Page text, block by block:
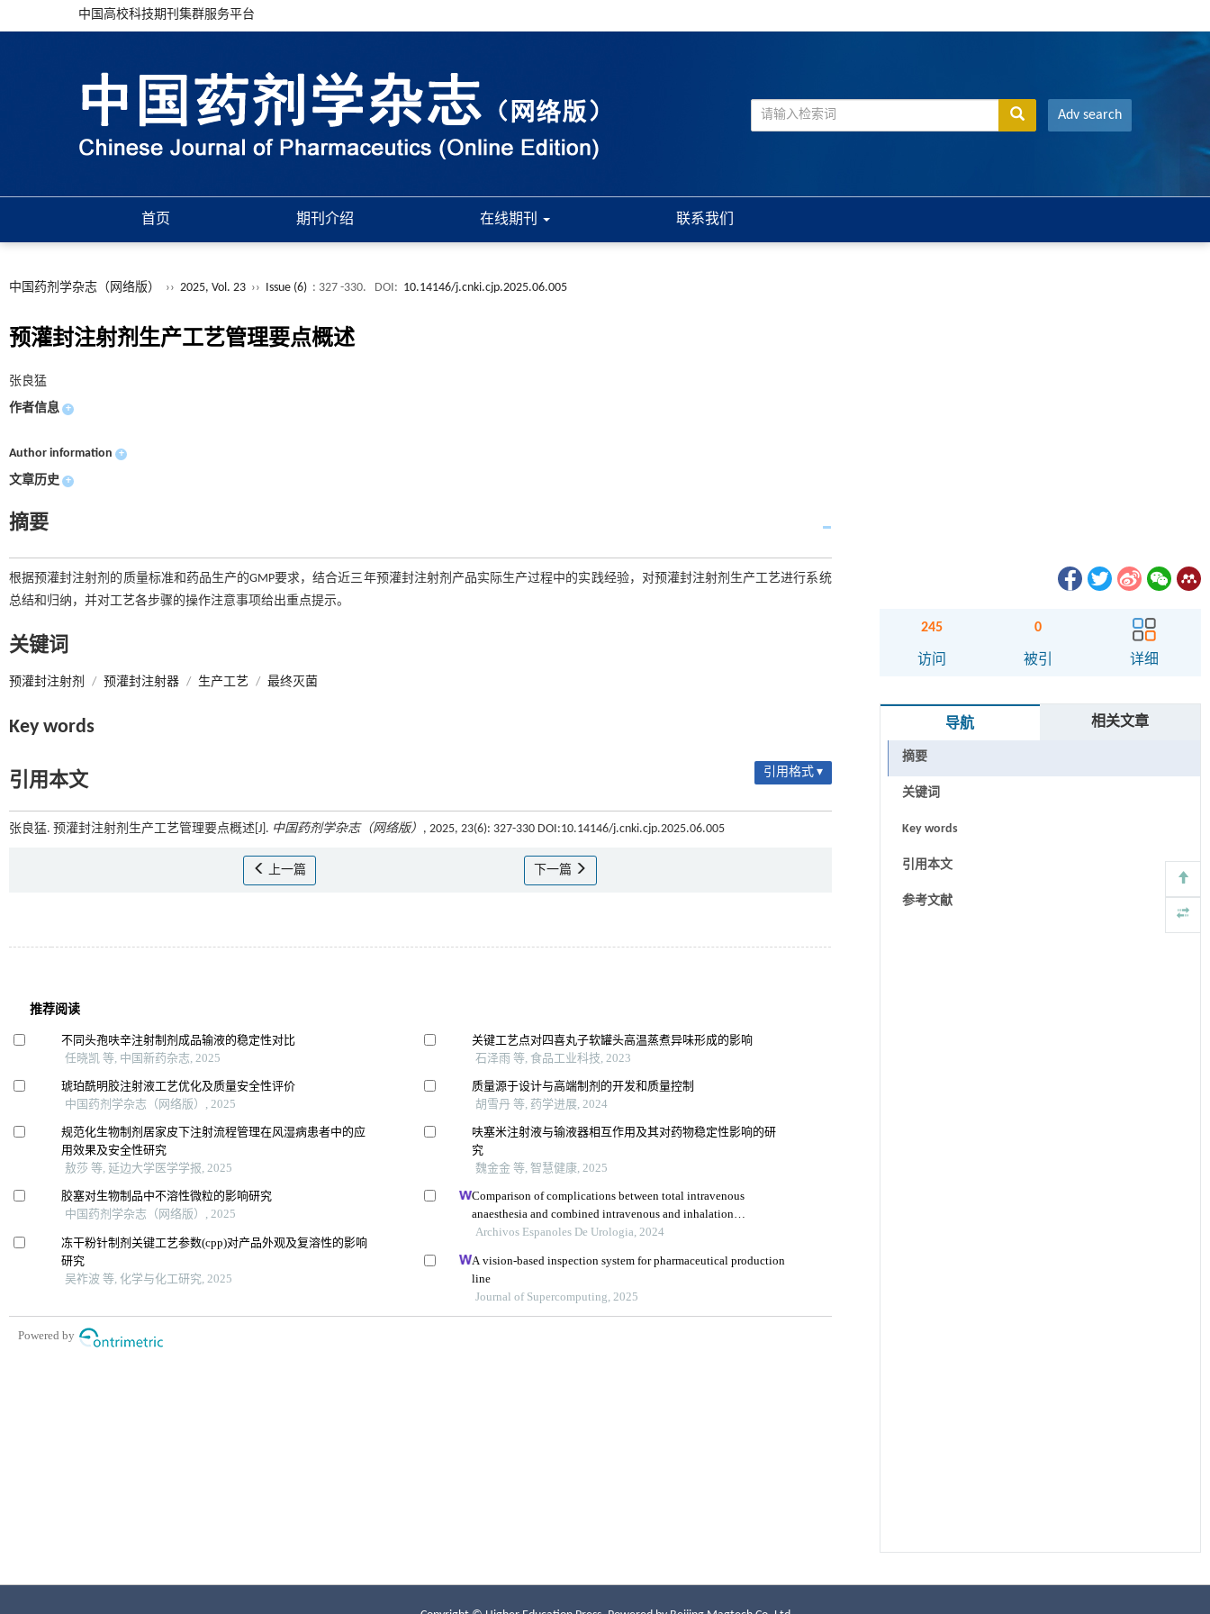
中国高校科技期刊集群服务平台
Adv search
首页 期刊介绍 在线期刊 联系我们
中国药剂学杂志（网络版） ›› 2025, Vol. 23 ›› Issue (6) : 327 -330. DOI: 10.14146/j.cnki.cjp.2025.06.005
预灌封注射剂生产工艺管理要点概述
张良猛
作者信息 +
Author information +
文章历史 +
摘要
根据预灌封注射剂的质量标准和药品生产的GMP要求，结合近三年预灌封注射剂产品实际生产过程中的实践经验，对预灌封注射剂生产工艺进行系统
总结和归纳，并对工艺各步骤的操作注意事项给出重点提示。
关键词
预灌封注射剂 / 预灌封注射器 / 生产工艺 / 最终灭菌
Key words
引用本文 引用格式 ▾
张良猛. 预灌封注射剂生产工艺管理要点概述[J]. 中国药剂学杂志（网络版） , 2025, 23(6): 327-330 DOI:10.14146/j.cnki.cjp.2025.06.005
上一篇 下一篇
245
访问
0
被引 详细
导航 相关文章
摘要
关键词
Key words
引用本文
参考文献